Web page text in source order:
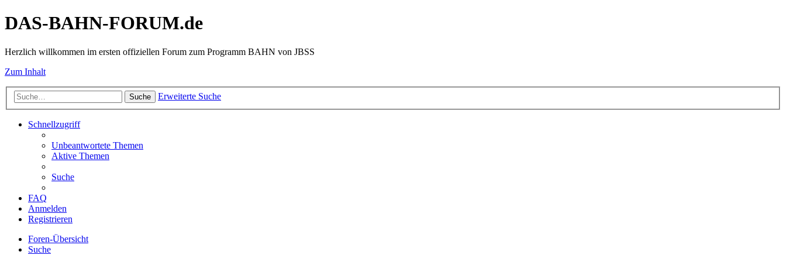
DAS-BAHN-FORUM.de
Herzlich willkommen im ersten offiziellen Forum zum Programm BAHN von JBSS
Zum Inhalt
Suche Erweiterte Suche
Schnellzugriff
Unbeantwortete Themen
Aktive Themen
Suche
FAQ
Anmelden
Registrieren
Foren-Übersicht
Suche